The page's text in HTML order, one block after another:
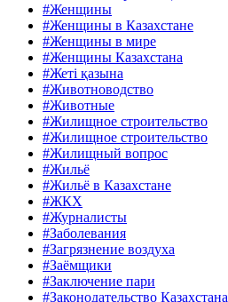
#Женщины
#Женщины в Казахстане
#Женщины в мире
#Женщины Казахстана
#Жеті қазына
#Животноводство
#Животные
#Жилищное строительство
#Жилищное строительство
#Жилищный вопрос
#Жильё
#Жильё в Казахстане
#ЖКХ
#Журналисты
#Заболевания
#Загрязнение воздуха
#Заёмщики
#Заключение пари
#Законодательство Казахстана